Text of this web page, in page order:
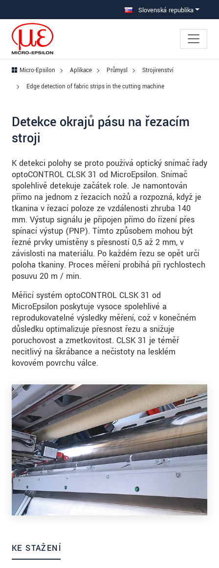
Prejdite priamo na hlavnú navigáciu Slovenská republika
Micro-Epsilon Aplikace Průmysl
Strojírenství
Edge detection of fabric strips in the cutting machine
Detekce okrajů pásu na řezacím
stroji
K detekci polohy se proto používá optický snímač řady
optoCONTROL CLSK 31 od MicroEpsilon. Snímač
spolehlivě detekuje začátek role. Je namontován
přímo na jednom z řezacích nožů a rozpozná, když je
tkanina v řezací poloze ze vzdálenosti zhruba 140
mm. Výstup signálu je připojen přímo do řízení přes
spínací výstup (PNP). Tímto způsobem mohou být
řezné prvky umístěny s přesností 0,5 až 2 mm, v
závislosti na materiálu. Po každém řezu se opět určí
poloha tkaniny. Proces měření probíhá při rychlostech
posuvu 20 m / min.
Měřicí systém optoCONTROL CLSK 31 od
MicroEpsilon poskytuje vysoce spolehlivé a
reprodukovatelné výsledky měření, což v konečném
důsledku optimalizuje přesnost řezu a snižuje
poruchovost a zmetkovitost. CLSK 31 je téměř
necitlivý na škrábance a nečistoty na lesklém
kovovém povrchu válce.
KE STAŽENÍ